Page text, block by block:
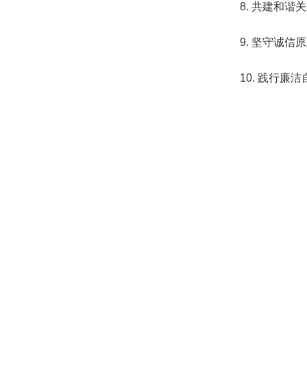
8. 共建和谐
9. 坚守诚信
10. 践行廉洁